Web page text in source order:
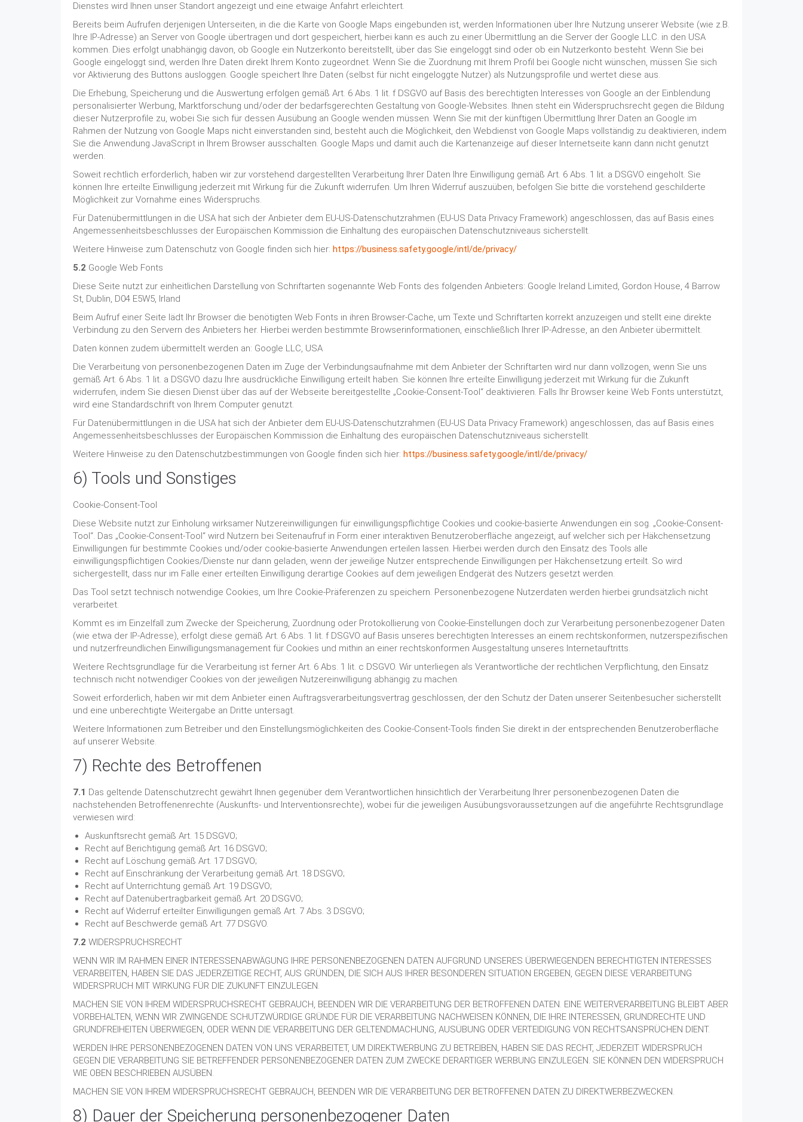
Dienstes wird Ihnen unser Standort angezeigt und eine etwaige Anfahrt erleichtert.
Bereits beim Aufrufen derjenigen Unterseiten, in die die Karte von Google Maps eingebunden ist, werden Informationen über Ihre Nutzung unserer Website (wie z.B.
Ihre IP-Adresse) an Server von Google übertragen und dort gespeichert, hierbei kann es auch zu einer Übermittlung an die Server der Google LLC. in den USA
kommen. Dies erfolgt unabhängig davon, ob Google ein Nutzerkonto bereitstellt, über das Sie eingeloggt sind oder ob ein Nutzerkonto besteht. Wenn Sie bei
Google eingeloggt sind, werden Ihre Daten direkt Ihrem Konto zugeordnet. Wenn Sie die Zuordnung mit Ihrem Profil bei Google nicht wünschen, müssen Sie sich
vor Aktivierung des Buttons ausloggen. Google speichert Ihre Daten (selbst für nicht eingeloggte Nutzer) als Nutzungsprofile und wertet diese aus.
Die Erhebung, Speicherung und die Auswertung erfolgen gemäß Art. 6 Abs. 1 lit. f DSGVO auf Basis des berechtigten Interesses von Google an der Einblendung
personalisierter Werbung, Marktforschung und/oder der bedarfsgerechten Gestaltung von Google-Websites. Ihnen steht ein Widerspruchsrecht gegen die Bildung
dieser Nutzerprofile zu, wobei Sie sich für dessen Ausübung an Google wenden müssen. Wenn Sie mit der künftigen Übermittlung Ihrer Daten an Google im
Rahmen der Nutzung von Google Maps nicht einverstanden sind, besteht auch die Möglichkeit, den Webdienst von Google Maps vollständig zu deaktivieren, indem
Sie die Anwendung JavaScript in Ihrem Browser ausschalten. Google Maps und damit auch die Kartenanzeige auf dieser Internetseite kann dann nicht genutzt
werden.
Soweit rechtlich erforderlich, haben wir zur vorstehend dargestellten Verarbeitung Ihrer Daten Ihre Einwilligung gemäß Art. 6 Abs. 1 lit. a DSGVO eingeholt. Sie
können Ihre erteilte Einwilligung jederzeit mit Wirkung für die Zukunft widerrufen. Um Ihren Widerruf auszuüben, befolgen Sie bitte die vorstehend geschilderte
Möglichkeit zur Vornahme eines Widerspruchs.
Für Datenübermittlungen in die USA hat sich der Anbieter dem EU-US-Datenschutzrahmen (EU-US Data Privacy Framework) angeschlossen, das auf Basis eines
Angemessenheitsbeschlusses der Europäischen Kommission die Einhaltung des europäischen Datenschutzniveaus sicherstellt.
Weitere Hinweise zum Datenschutz von Google finden sich hier: https://business.safety.google/intl/de/privacy/
5.2 Google Web Fonts
Diese Seite nutzt zur einheitlichen Darstellung von Schriftarten sogenannte Web Fonts des folgenden Anbieters: Google Ireland Limited, Gordon House, 4 Barrow
St, Dublin, D04 E5W5, Irland
Beim Aufruf einer Seite lädt Ihr Browser die benötigten Web Fonts in ihren Browser-Cache, um Texte und Schriftarten korrekt anzuzeigen und stellt eine direkte
Verbindung zu den Servern des Anbieters her. Hierbei werden bestimmte Browserinformationen, einschließlich Ihrer IP-Adresse, an den Anbieter übermittelt.
Daten können zudem übermittelt werden an: Google LLC, USA
Die Verarbeitung von personenbezogenen Daten im Zuge der Verbindungsaufnahme mit dem Anbieter der Schriftarten wird nur dann vollzogen, wenn Sie uns
gemäß Art. 6 Abs. 1 lit. a DSGVO dazu Ihre ausdrückliche Einwilligung erteilt haben. Sie können Ihre erteilte Einwilligung jederzeit mit Wirkung für die Zukunft
widerrufen, indem Sie diesen Dienst über das auf der Webseite bereitgestellte „Cookie-Consent-Tool“ deaktivieren. Falls Ihr Browser keine Web Fonts unterstützt,
wird eine Standardschrift von Ihrem Computer genutzt.
Für Datenübermittlungen in die USA hat sich der Anbieter dem EU-US-Datenschutzrahmen (EU-US Data Privacy Framework) angeschlossen, das auf Basis eines
Angemessenheitsbeschlusses der Europäischen Kommission die Einhaltung des europäischen Datenschutzniveaus sicherstellt.
Weitere Hinweise zu den Datenschutzbestimmungen von Google finden sich hier: https://business.safety.google/intl/de/privacy/
6) Tools und Sonstiges
Cookie-Consent-Tool
Diese Website nutzt zur Einholung wirksamer Nutzereinwilligungen für einwilligungspflichtige Cookies und cookie-basierte Anwendungen ein sog. „Cookie-Consent-
Tool“. Das „Cookie-Consent-Tool“ wird Nutzern bei Seitenaufruf in Form einer interaktiven Benutzeroberfläche angezeigt, auf welcher sich per Häkchensetzung
Einwilligungen für bestimmte Cookies und/oder cookie-basierte Anwendungen erteilen lassen. Hierbei werden durch den Einsatz des Tools alle
einwilligungspflichtigen Cookies/Dienste nur dann geladen, wenn der jeweilige Nutzer entsprechende Einwilligungen per Häkchensetzung erteilt. So wird
sichergestellt, dass nur im Falle einer erteilten Einwilligung derartige Cookies auf dem jeweiligen Endgerät des Nutzers gesetzt werden.
Das Tool setzt technisch notwendige Cookies, um Ihre Cookie-Präferenzen zu speichern. Personenbezogene Nutzerdaten werden hierbei grundsätzlich nicht
verarbeitet.
Kommt es im Einzelfall zum Zwecke der Speicherung, Zuordnung oder Protokollierung von Cookie-Einstellungen doch zur Verarbeitung personenbezogener Daten
(wie etwa der IP-Adresse), erfolgt diese gemäß Art. 6 Abs. 1 lit. f DSGVO auf Basis unseres berechtigten Interesses an einem rechtskonformen, nutzerspezifischen
und nutzerfreundlichen Einwilligungsmanagement für Cookies und mithin an einer rechtskonformen Ausgestaltung unseres Internetauftritts.
Weitere Rechtsgrundlage für die Verarbeitung ist ferner Art. 6 Abs. 1 lit. c DSGVO. Wir unterliegen als Verantwortliche der rechtlichen Verpflichtung, den Einsatz
technisch nicht notwendiger Cookies von der jeweiligen Nutzereinwilligung abhängig zu machen.
Soweit erforderlich, haben wir mit dem Anbieter einen Auftragsverarbeitungsvertrag geschlossen, der den Schutz der Daten unserer Seitenbesucher sicherstellt
und eine unberechtigte Weitergabe an Dritte untersagt.
Weitere Informationen zum Betreiber und den Einstellungsmöglichkeiten des Cookie-Consent-Tools finden Sie direkt in der entsprechenden Benutzeroberfläche
auf unserer Website.
7) Rechte des Betroffenen
7.1 Das geltende Datenschutzrecht gewährt Ihnen gegenüber dem Verantwortlichen hinsichtlich der Verarbeitung Ihrer personenbezogenen Daten die
nachstehenden Betroffenenrechte (Auskunfts- und Interventionsrechte), wobei für die jeweiligen Ausübungsvoraussetzungen auf die angeführte Rechtsgrundlage
verwiesen wird:
Auskunftsrecht gemäß Art. 15 DSGVO;
Recht auf Berichtigung gemäß Art. 16 DSGVO;
Recht auf Löschung gemäß Art. 17 DSGVO;
Recht auf Einschränkung der Verarbeitung gemäß Art. 18 DSGVO;
Recht auf Unterrichtung gemäß Art. 19 DSGVO;
Recht auf Datenübertragbarkeit gemäß Art. 20 DSGVO;
Recht auf Widerruf erteilter Einwilligungen gemäß Art. 7 Abs. 3 DSGVO;
Recht auf Beschwerde gemäß Art. 77 DSGVO.
7.2 WIDERSPRUCHSRECHT
WENN WIR IM RAHMEN EINER INTERESSENABWÄGUNG IHRE PERSONENBEZOGENEN DATEN AUFGRUND UNSERES ÜBERWIEGENDEN BERECHTIGTEN INTERESSES
VERARBEITEN, HABEN SIE DAS JEDERZEITIGE RECHT, AUS GRÜNDEN, DIE SICH AUS IHRER BESONDEREN SITUATION ERGEBEN, GEGEN DIESE VERARBEITUNG
WIDERSPRUCH MIT WIRKUNG FÜR DIE ZUKUNFT EINZULEGEN.
MACHEN SIE VON IHREM WIDERSPRUCHSRECHT GEBRAUCH, BEENDEN WIR DIE VERARBEITUNG DER BETROFFENEN DATEN. EINE WEITERVERARBEITUNG BLEIBT ABER
VORBEHALTEN, WENN WIR ZWINGENDE SCHUTZWÜRDIGE GRÜNDE FÜR DIE VERARBEITUNG NACHWEISEN KÖNNEN, DIE IHRE INTERESSEN, GRUNDRECHTE UND
GRUNDFREIHEITEN ÜBERWIEGEN, ODER WENN DIE VERARBEITUNG DER GELTENDMACHUNG, AUSÜBUNG ODER VERTEIDIGUNG VON RECHTSANSPRÜCHEN DIENT.
WERDEN IHRE PERSONENBEZOGENEN DATEN VON UNS VERARBEITET, UM DIREKTWERBUNG ZU BETREIBEN, HABEN SIE DAS RECHT, JEDERZEIT WIDERSPRUCH
GEGEN DIE VERARBEITUNG SIE BETREFFENDER PERSONENBEZOGENER DATEN ZUM ZWECKE DERARTIGER WERBUNG EINZULEGEN. SIE KÖNNEN DEN WIDERSPRUCH
WIE OBEN BESCHRIEBEN AUSÜBEN.
MACHEN SIE VON IHREM WIDERSPRUCHSRECHT GEBRAUCH, BEENDEN WIR DIE VERARBEITUNG DER BETROFFENEN DATEN ZU DIREKTWERBEZWECKEN.
8) Dauer der Speicherung personenbezogener Daten